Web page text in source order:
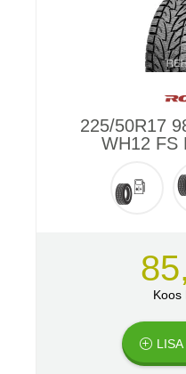
225/50R17
WH12 FS
Koos